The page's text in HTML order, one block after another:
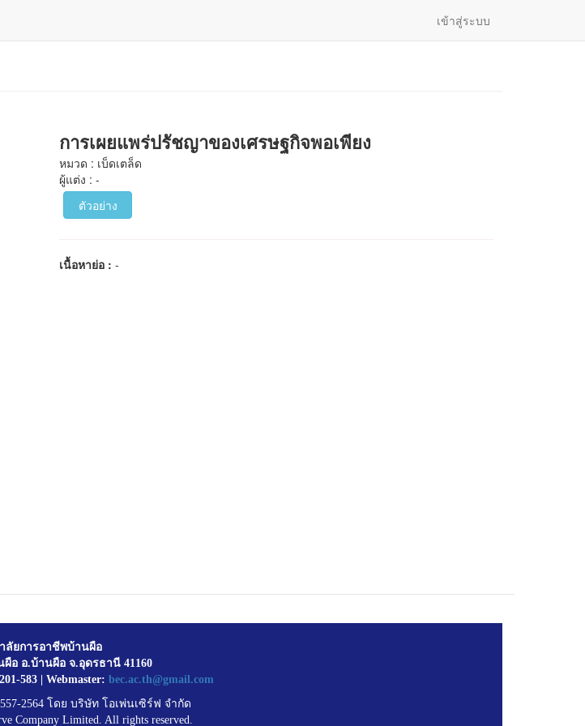
เข้าสู่ระบบ
การเผยแพร่ปรัชญาของเศรษฐกิจพอเพียง
หมวด : เบ็ดเตล็ด
ผู้แต่ง : -
ตัวอย่าง
เนื้อหาย่อ :-
ลัยการอาชีพบ้านผือ
ผือ อ.บ้านผือ จ.อุดรธานี 41160
583 | Webmaster: bec.ac.th@gmail.com
2564 โดย บริษัท โอเพ่นเซิร์ฟ จำกัด
Company Limited. All rights reserved.